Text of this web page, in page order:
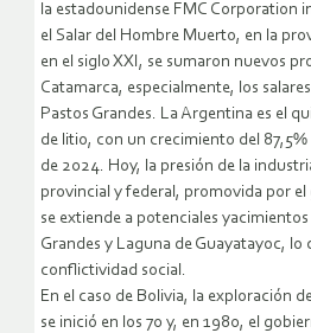
la estadounidense FMC Corporation
el Salar del Hombre Muerto, en la
en el siglo XXI, se sumaron nuevos
Catamarca, especialmente, los
Pastos Grandes. La Argentina es el
de litio, con un crecimiento del
de 2024. Hoy, la presión de la
provincial y federal, promovida por el
se extiende a potenciales
Grandes y Laguna de Guayatayoc, lo
conflictividad social.
En el caso de Bolivia, la exploración
se inició en los 70 y, en 1980, el